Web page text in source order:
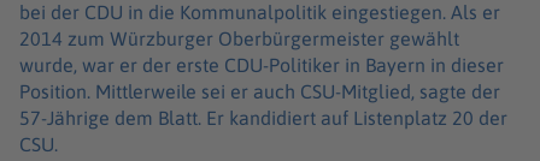
bei der CDU in die Kommunalpolitik eingestiegen. Als er
2014 zum Würzburger Oberbürgermeister gewählt
wurde, war er der erste CDU-Politiker in Bayern in dieser
Position. Mittlerweile sei er auch CSU-Mitglied, sagte der
57-Jährige dem Blatt. Er kandidiert auf Listenplatz 20 der
CSU.